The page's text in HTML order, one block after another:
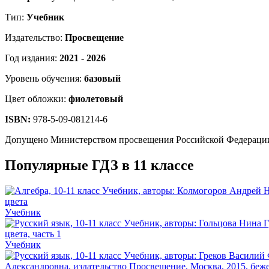
Тип: Учебник
Издательство: Просвещение
Год издания: 2021 - 2026
Уровень обучения: базовый
Цвет обложки: фиолетовый
ISBN: 978-5-09-081214-6
Допущено Министерством просвещения Российской
Популярные ГДЗ в 11 классе
Учебник
Учебник